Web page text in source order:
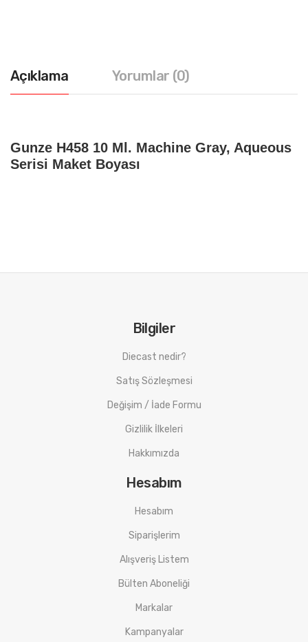
Açıklama Yorumlar (0)
Gunze H458 10 Ml. Machine Gray, Aqueous
Serisi Maket Boyası
Bilgiler
Diecast nedir?
Satış Sözleşmesi
Değişim / İade Formu
Gizlilik İlkeleri
Hakkımızda
Hesabım
Hesabım
Siparişlerim
Alışveriş Listem
Bülten Aboneliği
Markalar
Kampanyalar